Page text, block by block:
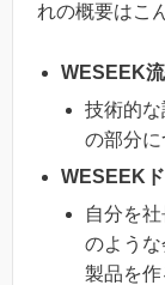
れの概要はこ
WESEEK
技術的
の部分
WESEEK
自分を
のような
製品を